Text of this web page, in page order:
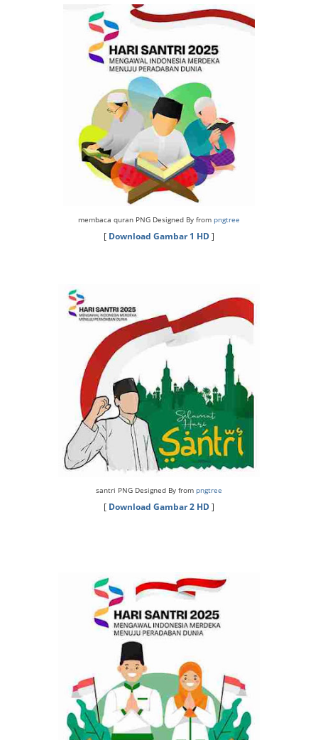
membaca quran PNG Designed By from pngtree
[ Download Gambar 1 HD]
santri PNG Designed By from pngtree
[ Download Gambar 2 HD]